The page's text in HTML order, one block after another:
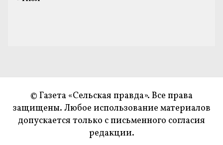
© Газета «Сельская правда». Все права
защищены. Любое использование материалов
допускается только с письменного согласия
редакции.